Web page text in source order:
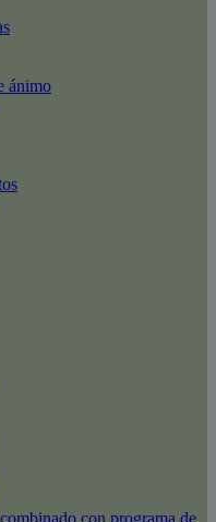
ánimo
con programa de